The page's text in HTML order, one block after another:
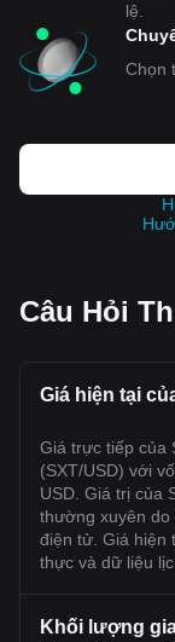
lệ.
Chọn
Câu Hỏi
Giá hiện tại
Giá trực tiếp của
(SXT/USD) với
USD. Giá trị của
thường xuyên do
điện tử. Giá hiện
thực và dữ liệu
Khối lượng